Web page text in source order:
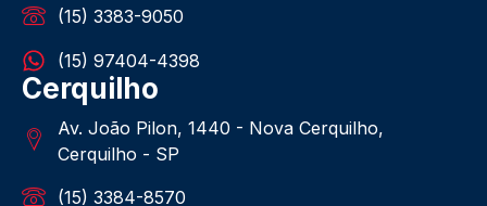
(15) 3383-9050
(15) 97404-4398
Cerquilho
Av. João Pilon, 1440 - Nova Cerquilho,
Cerquilho - SP
(15) 3384-8570